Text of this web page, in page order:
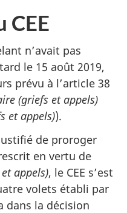
CEE
n’avait pas
le 15 août 2019,
prévu à l’article 38
(griefs et appels)
et appels)).
de proroger
en vertu de
appels), le CEE s’est
volets établi par
dans la décision